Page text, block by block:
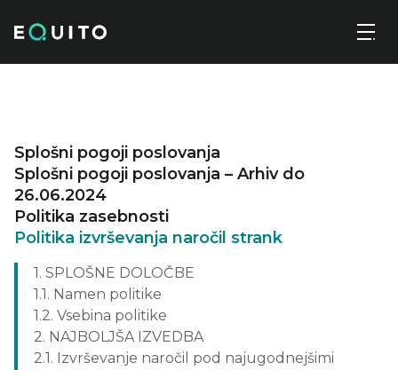
the
Splošni pogoji poslovanja
Splošni pogoji poslovanja – Arhiv do
26.06.2024
Politika zasebnosti
Politika izvrševanja naročil strank
1. SPLOŠNE DOLOČBE
1.1. Namen politike
1.2. Vsebina politike
2. NAJBOLJŠA IZVEDBA
2.1. Izvrševanje naročil pod najugodnejšimi
Naložbeno svetovanje za podjetja